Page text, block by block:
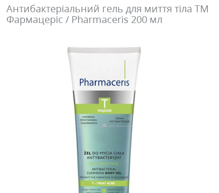
Антибактеріальний гель для миття тіла ТМ
Фармацеріс / Pharmaceris 200 мл